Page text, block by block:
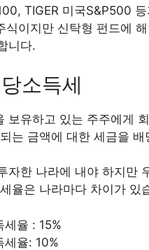
TIGER 미국S&P500
식이지만 신탁형 펀드에
니다.
소득세
보유하고 있는 주주에게
는 금액에 대한 세금을
자한 나라에 내야 하지만
율은 나라마다 차이가 있
세율 : 15%
세율: 10%